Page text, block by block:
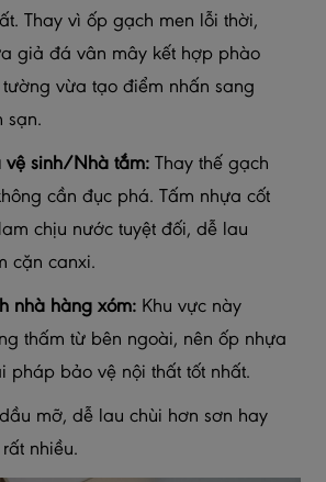
Thay vì ốp gạch men lỗi thời,
giả đá vân mây kết hợp phào
vừa tạo điểm nhấn sang
sạn.
vệ sinh/Nhà tắm: Thay thế gạch
cần đục phá. Tấm nhựa cốt
chịu nước tuyệt đối, dễ lau
cặn canxi.
nhà hàng xóm: Khu vực này
thấm từ bên ngoài, nên ốp nhựa
pháp bảo vệ nội thất tốt nhất.
mỡ, dễ lau chùi hơn sơn hay
nhiều.